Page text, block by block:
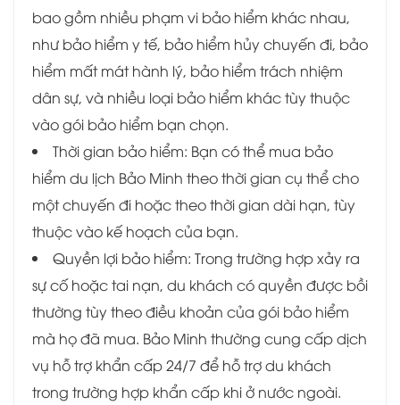
bao gồm nhiều phạm vi bảo hiểm khác nhau,
như bảo hiểm y tế, bảo hiểm hủy chuyến đi, bảo
hiểm mất mát hành lý, bảo hiểm trách nhiệm
dân sự, và nhiều loại bảo hiểm khác tùy thuộc
vào gói bảo hiểm bạn chọn.
Thời gian bảo hiểm: Bạn có thể mua bảo
hiểm du lịch Bảo Minh theo thời gian cụ thể cho
một chuyến đi hoặc theo thời gian dài hạn, tùy
thuộc vào kế hoạch của bạn.
Quyền lợi bảo hiểm: Trong trường hợp xảy ra
sự cố hoặc tai nạn, du khách có quyền được bồi
thường tùy theo điều khoản của gói bảo hiểm
mà họ đã mua. Bảo Minh thường cung cấp dịch
vụ hỗ trợ khẩn cấp 24/7 để hỗ trợ du khách
trong trường hợp khẩn cấp khi ở nước ngoài.